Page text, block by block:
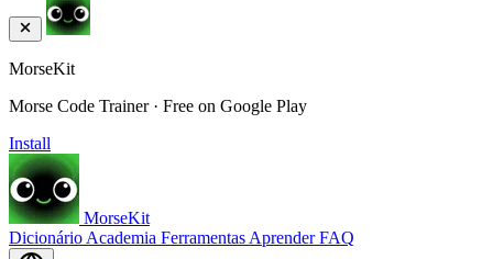
MorseKit
Morse Code Trainer · Free on Google Play
Install
MorseKit
Dicionário Academia Ferramentas AprenderFAQ